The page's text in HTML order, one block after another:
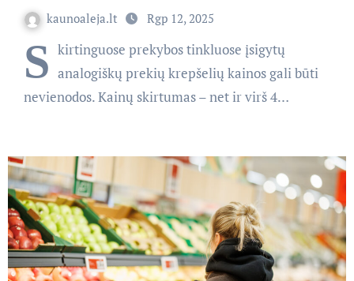
kaunoaleja.lt Rgp 12, 2025
S kirtinguose prekybos tinkluose įsigytų
analogiškų prekių krepšelių kainos gali būti
nevienodos. Kainų skirtumas – net ir virš 4…